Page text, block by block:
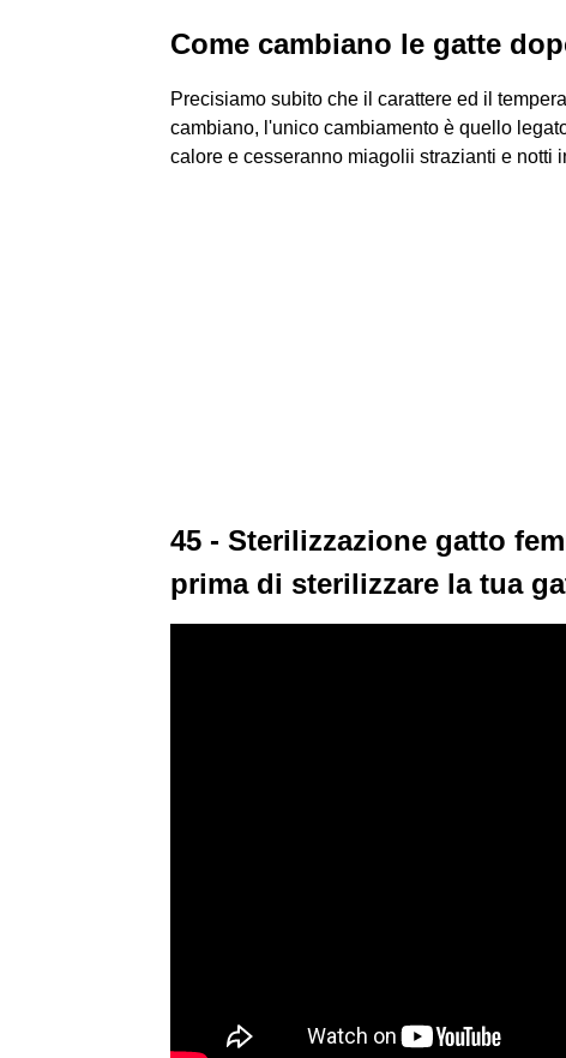
Come cambiano le gatte
Precisiamo subito che il carattere ed il
cambiano, l'unico cambiamento è quello
calore e cesseranno miagolii strazianti e notti
45 - Sterilizzazione gatto
prima di sterilizzare la tua